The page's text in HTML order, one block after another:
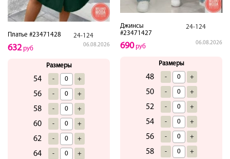
Платье #23471428 24-124
06.08.2026
632руб
Размеры
54 - +
56 - +
58 - +
60 - +
62 - +
64 - +
Джинсы
#23471427
24-124
06.08.2026
690руб
Размеры
48 - +
50 - +
52 - +
54 - +
56 - +
58 - +